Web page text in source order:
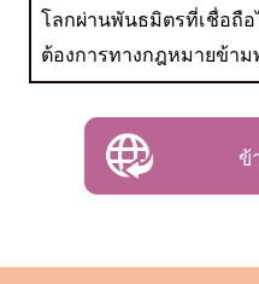
โลกผ่านพันธมิตรที่เชื่อถื
ต้องการทางกฎหมายข้า
ข้